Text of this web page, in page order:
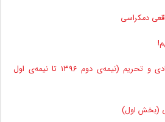
دمکراسی
دولت ایران، بحران اقتصادی و تحریم (نیمه‌ی دوم ۱۳۹۶ تا نیمه‌ی اول
(بخش اول)